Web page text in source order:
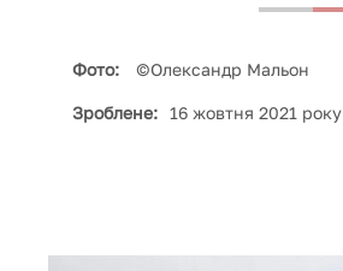
Фото: ©Олександр Мальон
Зроблене: 16 жовтня 2021 року